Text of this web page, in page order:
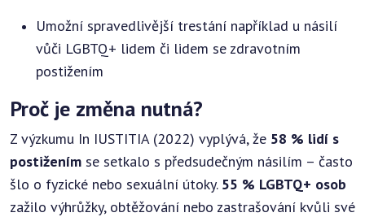
Umožní spravedlivější trestání například u násilí
vůči LGBTQ+ lidem či lidem se zdravotním
postižením
Proč je změna nutná?
Z výzkumu In IUSTITIA (2022) vyplývá, že 58 % lidí s
postižením se setkalo s předsudečným násilím – často
šlo o fyzické nebo sexuální útoky. 55 % LGBTQ+ osob
zažilo výhrůžky, obtěžování nebo zastrašování kvůli své